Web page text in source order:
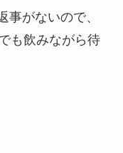
事がないので、
も飲みながら待